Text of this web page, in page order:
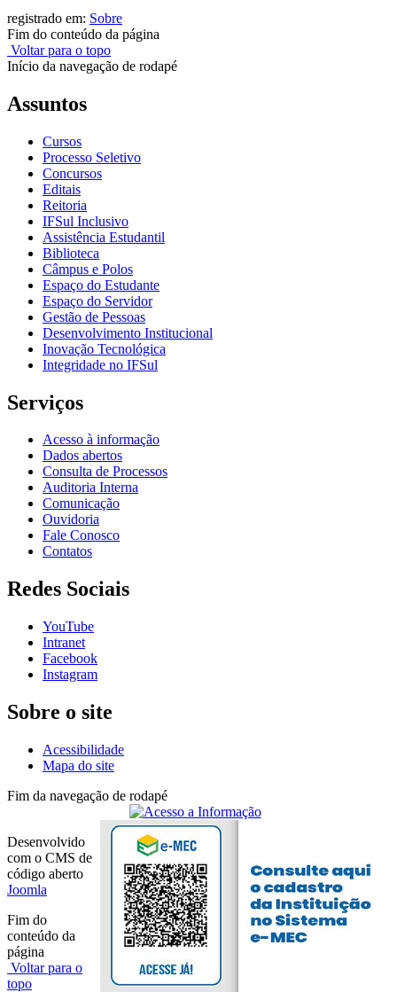
registrado em: Sobre
Fim do conteúdo da página
Voltar para o topo
Início da navegação de rodapé
Assuntos
Cursos
Processo Seletivo
Concursos
Editais
Reitoria
IFSul Inclusivo
Assistência Estudantil
Biblioteca
Câmpus e Polos
Espaço do Estudante
Espaço do Servidor
Gestão de Pessoas
Desenvolvimento Institucional
Inovação Tecnológica
Integridade no IFSul
Serviços
Acesso à informação
Dados abertos
Consulta de Processos
Auditoria Interna
Comunicação
Ouvidoria
Fale Conosco
Contatos
Redes Sociais
YouTube
Intranet
Facebook
Instagram
Sobre o site
Acessibilidade
Mapa do site
Fim da navegação de rodapé
Desenvolvido
com o CMS de
código aberto
Joomla
Fim do
conteúdo da
página
Voltar para o
topo